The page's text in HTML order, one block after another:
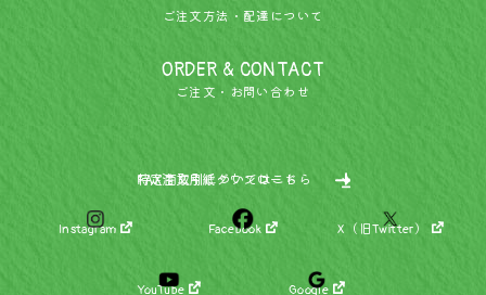
ご注文方法・配達について
ORDER & CONTACT
ご注文・お問い合わせ
特定商取引についてはこちら
FAX注文用紙ダウンロード
Instagram Facebook X（旧Twitter）
YouTube Google